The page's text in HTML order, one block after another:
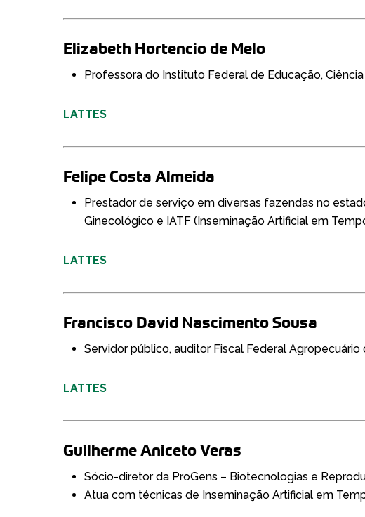
Elizabeth Hortencio de Melo
Professora do Instituto Federal de Educação,
LATTES
Felipe Costa Almeida
Prestador de serviço em diversas fazendas no
Ginecológico e IATF (Inseminação Artificial em
LATTES
Francisco David Nascimento Sousa
Servidor público, auditor Fiscal Federal
LATTES
Guilherme Aniceto Veras
Sócio-diretor da ProGens – Biotecnologias e
Atua com técnicas de Inseminação Artificial em